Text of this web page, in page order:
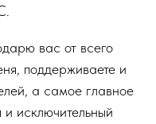
вас от всего
поддерживаете и
а самое главное
исключительный